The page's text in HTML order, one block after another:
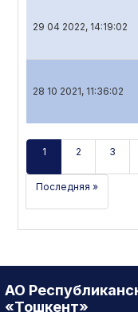
29 04 2022, 14:19:02
28 10 2021, 11:36:02
1 2 3
Последняя »
АО
«Тошкент»